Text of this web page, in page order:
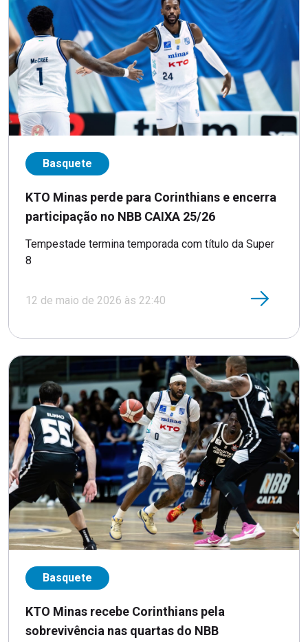
Basquete
KTO Minas perde para Corinthians e encerra
participação no NBB CAIXA 25/26
Tempestade termina temporada com título da Super
8
12 de maio de 2026 às 22:40
Basquete
KTO Minas recebe Corinthians pela
sobrevivência nas quartas do NBB